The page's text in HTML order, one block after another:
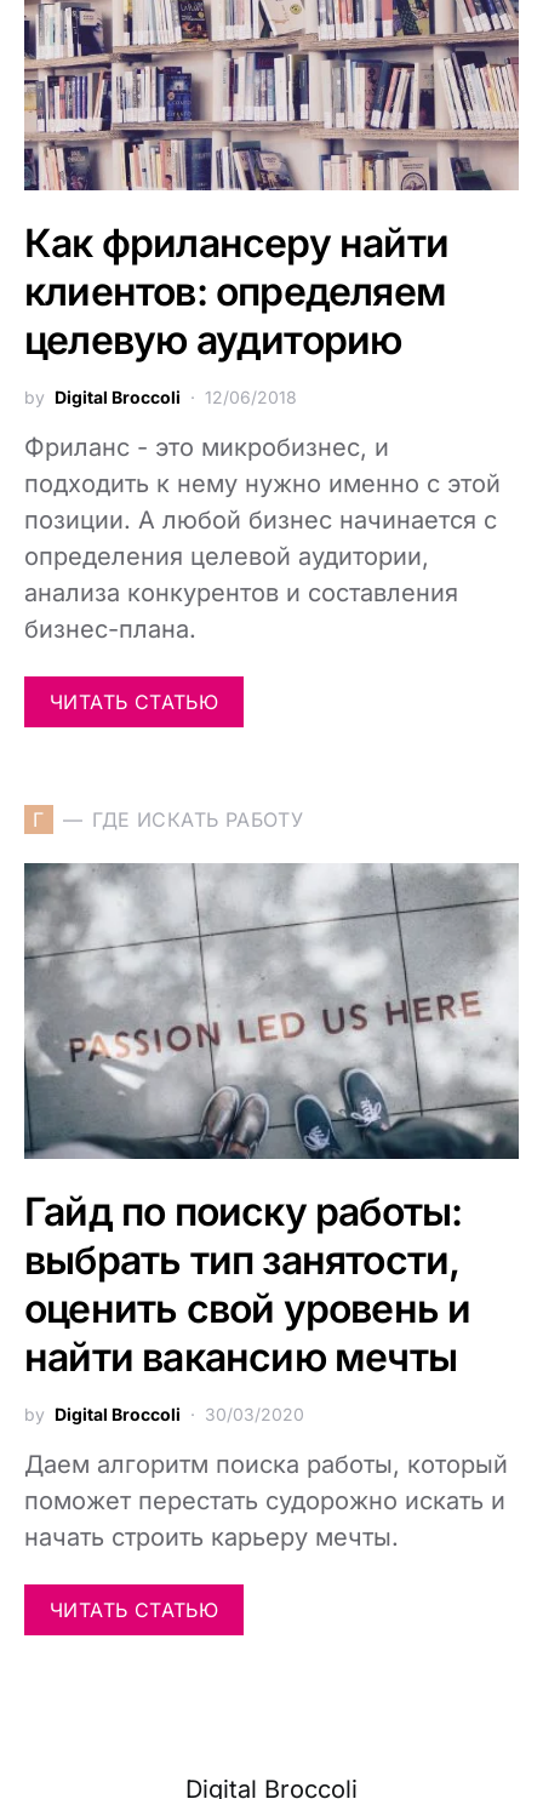
Как фрилансеру найти
клиентов: определяем
целевую аудиторию
by Digital Broccoli 12/06/2018
Фриланс - это микробизнес, и
подходить к нему нужно именно с этой
позиции. А любой бизнес начинается с
определения целевой аудитории,
анализа конкурентов и составления
бизнес-плана.
ЧИТАТЬ СТАТЬЮ
Г ГДЕ ИСКАТЬ РАБОТУ
Гайд по поиску работы:
выбрать тип занятости,
оценить свой уровень и
найти вакансию мечты
by Digital Broccoli 30/03/2020
Даем алгоритм поиска работы, который
поможет перестать судорожно искать и
начать строить карьеру мечты.
ЧИТАТЬ СТАТЬЮ
Digital Broccoli